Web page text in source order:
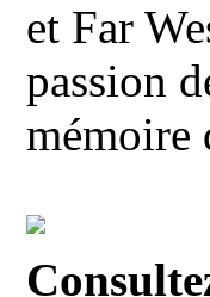
et Far
passion
mémoire